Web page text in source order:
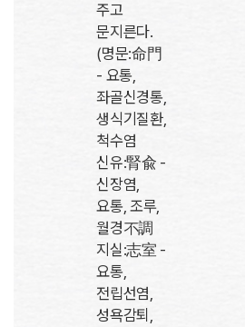
주고
문지른다.
(명문:命門
- 요통,
좌골신경통,
생식기질환,
척수염
신유:腎兪 -
신장염,
요통, 조루,
월경不調
지실:志室 -
요통,
전립선염,
성욕감퇴,